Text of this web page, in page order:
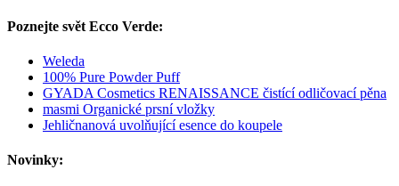
Poznejte svět Ecco Verde:
Weleda
100% Pure Powder Puff
GYADA Cosmetics RENAISSANCE čistící odličovací pěna
masmi Organické prsní vložky
Jehličnanová uvolňující esence do koupele
Novinky: